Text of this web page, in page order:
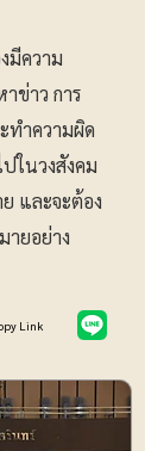
มีความ
ข่าว การ
ทำความผิด
ในวงสังคม
และจะต้อง
ายอย่าง
Link